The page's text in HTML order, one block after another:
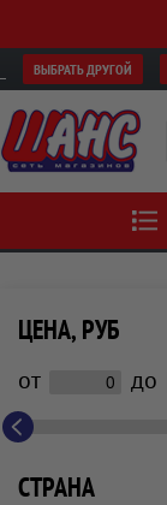
ВЫБРАТЬ ДРУГОЙ
ЦЕНА, РУБ
от до
СТРАНА